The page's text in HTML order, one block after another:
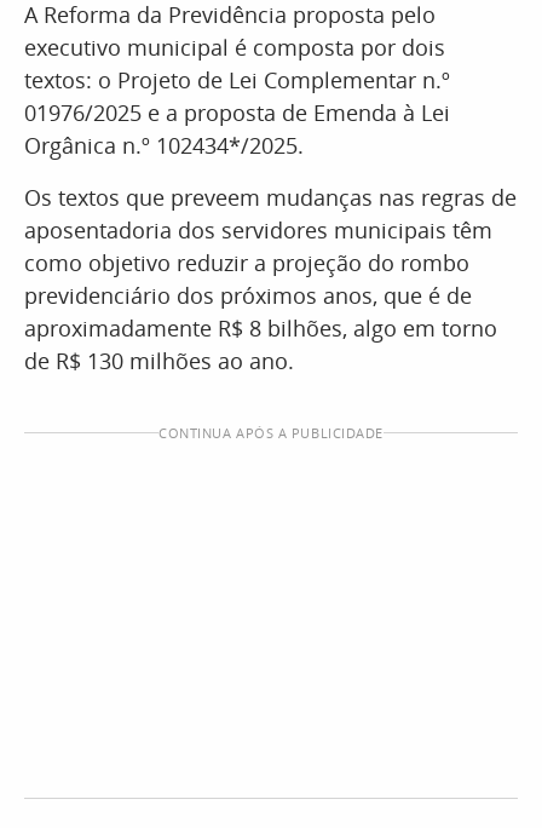
A Reforma da Previdência proposta pelo
executivo municipal é composta por dois
textos: o Projeto de Lei Complementar n.º
01976/2025 e a proposta de Emenda à Lei
Orgânica n.º 102434*/2025.
Os textos que preveem mudanças nas regras de
aposentadoria dos servidores municipais têm
como objetivo reduzir a projeção do rombo
previdenciário dos próximos anos, que é de
aproximadamente R$ 8 bilhões, algo em torno
de R$ 130 milhões ao ano.
CONTINUA APÓS A PUBLICIDADE